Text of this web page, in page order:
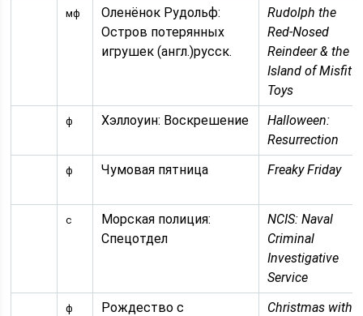
мф
Оленёнок Рудольф:
Остров потерянных
игрушек (англ.)русск.
Rudolph the
Red-Nosed
Reindeer & the
Island of Misfit
Toys
ф Хэллоуин: Воскрешение
Halloween:
Resurrection
ф Чумовая пятница Freaky Friday
с
Морская полиция:
Спецотдел
NCIS: Naval
Criminal
Investigative
Service
ф
Рождество с
Christmas with